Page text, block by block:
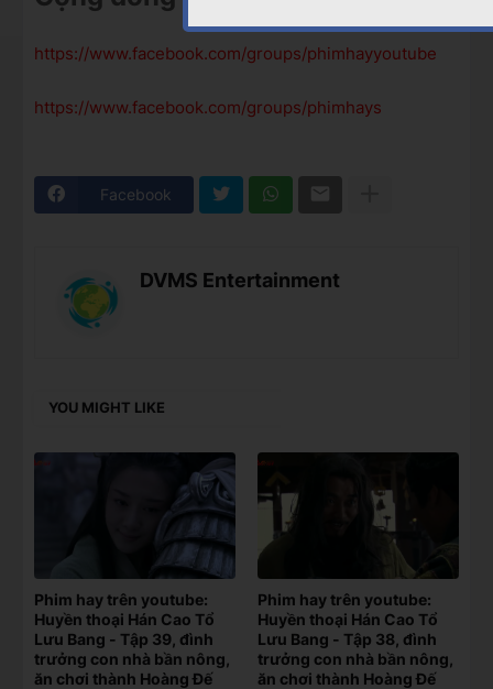
https://www.facebook.com/groups/phimhayyoutube
https://www.facebook.com/groups/phimhays
Facebook
DVMS Entertainment
YOU MIGHT LIKE
Phim hay trên youtube:
Huyền thoại Hán Cao Tổ
Lưu Bang - Tập 39, đình
trưởng con nhà bần nông,
ăn chơi thành Hoàng Đế
Phim hay trên youtube:
Huyền thoại Hán Cao Tổ
Lưu Bang - Tập 38, đình
trưởng con nhà bần nông,
ăn chơi thành Hoàng Đế